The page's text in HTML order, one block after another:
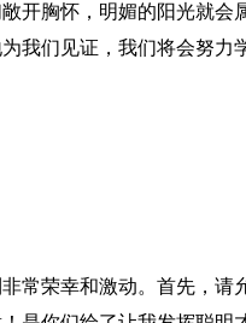
开胸怀，明媚的阳光就会
我们见证，我们将会努力
常荣幸和激动。首先，请